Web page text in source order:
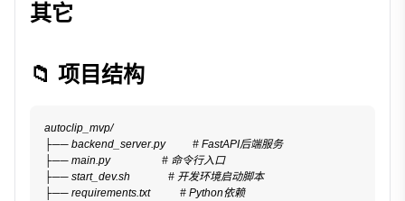
其它
📁 项目结构
autoclip_mvp/
├── backend_server.py          # FastAPI后端服务
├── main.py                   # 命令行入口
├── start_dev.sh              # 开发环境启动脚本
├── requirements.txt           # Python依赖